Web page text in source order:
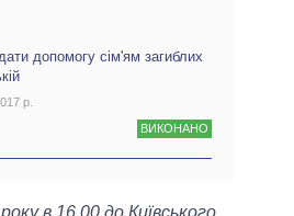
допомогу сім'ям загиблих
р.
ВИКОНАНО
в 16.00 до Київського